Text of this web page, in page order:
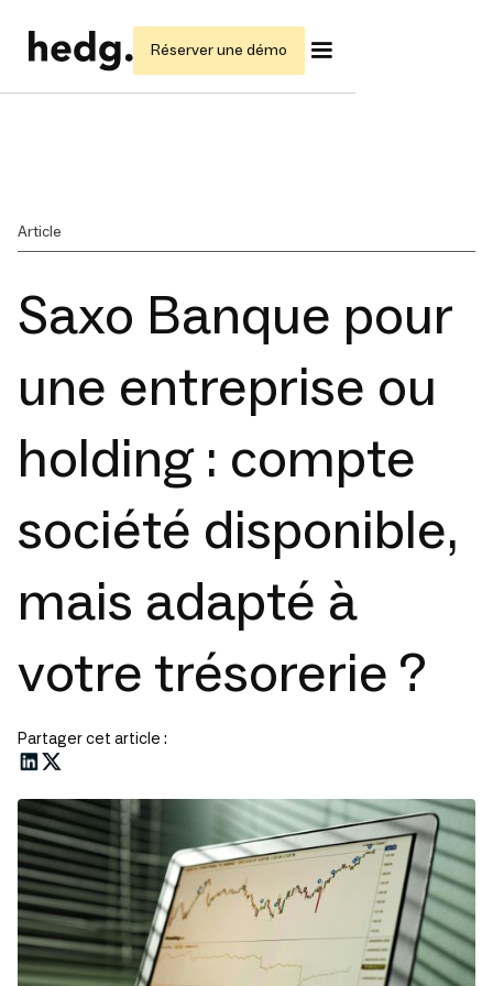
Réserver une démo
Article
Saxo Banque pour
une entreprise ou
holding : compte
société disponible,
mais adapté à
votre trésorerie ?
Partager cet article :